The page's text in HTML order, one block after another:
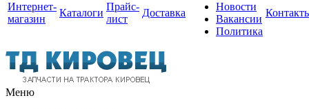
Интернет-
магазин
Каталоги
Прайс-
лист
Доставка
Новости
Вакансии
Политика
Меню